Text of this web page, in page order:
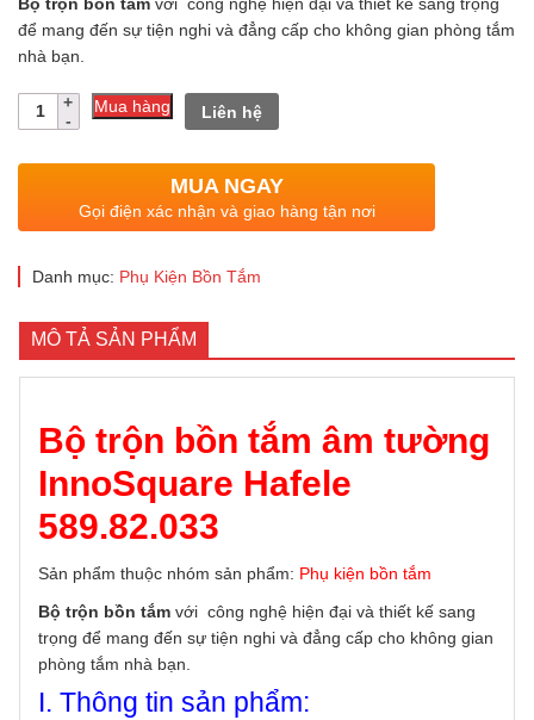
là:
tại
để mang đến sự tiện nghi và đẳng cấp cho không gian phòng tắm
nhà bạn.
Số
lượng
Mua hàng Liên hệ
MUA NGAY
Gọi điện xác nhận và giao hàng tận nơi
Danh mục: Phụ Kiện Bồn Tắm
MÔ TẢ SẢN PHẨM
Bộ trộn bồn tắm âm tường
InnoSquare Hafele
589.82.033
Sản phẩm thuộc nhóm sản phẩm: Phụ kiện bồn tắm
Bộ trộn bồn tắm với công nghệ hiện đại và thiết kế sang
trọng để mang đến sự tiện nghi và đẳng cấp cho không gian
phòng tắm nhà bạn.
I. Thông tin sản phẩm: